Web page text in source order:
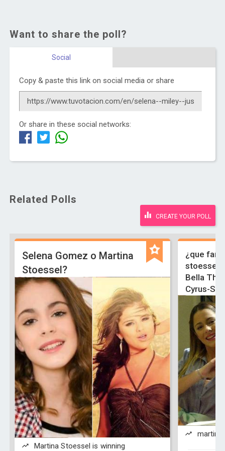
Want to share the poll?
Social
Copy & paste this link on social media or share
Or share in these social networks:
Related Polls
CREATE YOUR POLL
Selena Gomez o Martina
Stoessel?
Martina Stoessel is winning
¿que
stoessel-
Bella
Cyrus-
martina